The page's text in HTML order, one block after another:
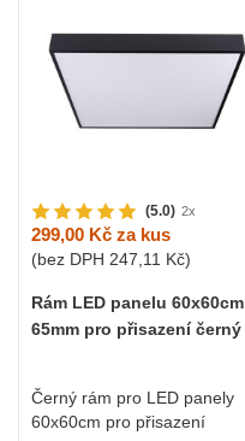
(5.0) 2x
299,00 Kč za kus
(bez DPH 247,11 Kč)
Rám LED panelu 60x60cm
65mm pro přisazení černý
Černý rám pro LED panely
60x60cm pro přisazení